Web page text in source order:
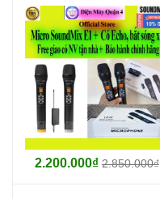
2.200.000₫2.850.000₫